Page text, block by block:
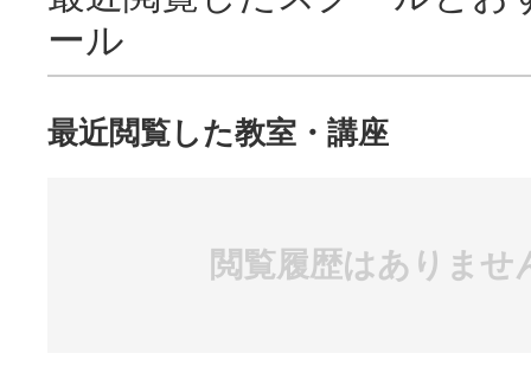
ール
最近閲覧した教室・講座
閲覧履歴はありませ